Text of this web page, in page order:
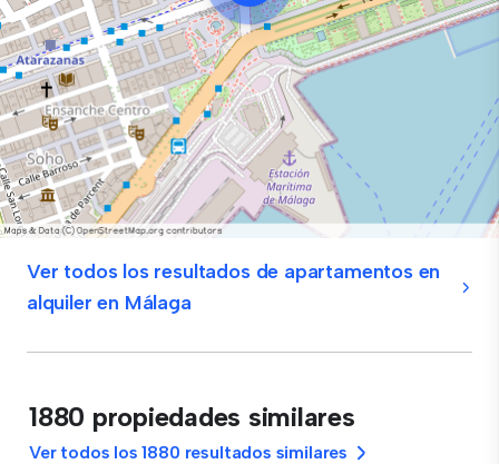
Ver todos los resultados de apartamentos en
alquiler en Málaga
1880 propiedades similares
Ver todos los 1880 resultados similares